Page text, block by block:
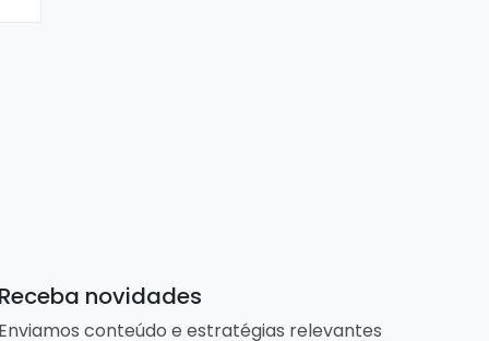
novidades
conteúdo e estratégias relevantes